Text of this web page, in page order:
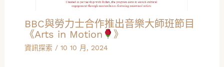
BBC與勞力士合作推出音樂大師班節目
《Arts in Motion
》
資訊探索 / 10 10 月, 2024